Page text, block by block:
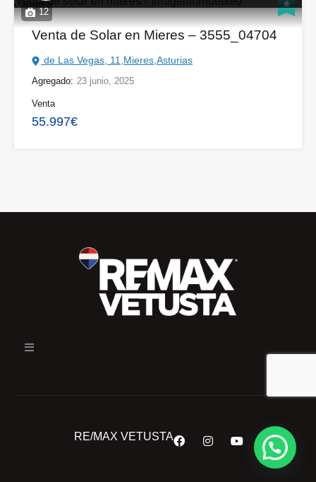
12
Venta de Solar en Mieres – 3555_04704
de Las Vegas, 11,Mieres,Asturias
Agregado: 23 junio, 2025
Venta
55.997€
RE/MAX VETUSTA
¿En qué podemos ayudarte?